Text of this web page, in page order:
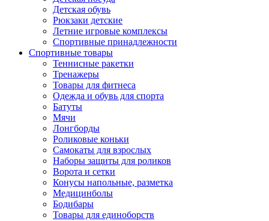
Детская обувь
Рюкзаки детские
Летние игровые комплексы
Спортивные принадлежности
Спортивные товары
Теннисные ракетки
Тренажеры
Товары для фитнеса
Одежда и обувь для спорта
Батуты
Мячи
Лонгборды
Роликовые коньки
Самокаты для взрослых
Наборы защиты для роликов
Ворота и сетки
Конусы напольные, разметка
Медицинболы
Бодибары
Товары для единоборств